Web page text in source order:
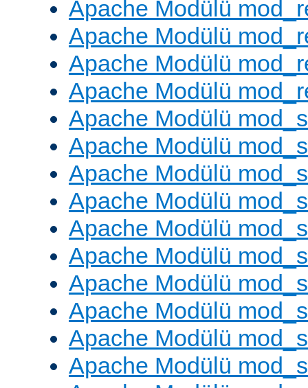
Apache Modülü
Apache Modülü
Apache Modülü
Apache Modülü
Apache Modülü
Apache Modülü
Apache Modülü
Apache Modülü
Apache Modülü
Apache Modülü
Apache Modülü
Apache Modülü
Apache Modülü
Apache Modülü